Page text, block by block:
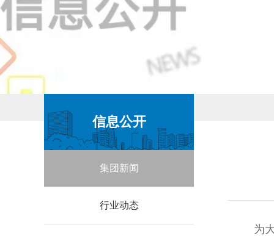
信息公开
集团新闻
行业动态
为